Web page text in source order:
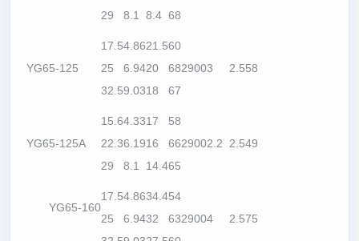
29
8.1
8.4 68
YG65-125
17.5
25
32.5
4.86
6.94
9.03
21.5
20
18
60
68
67
29003 2.558
YG65-125A
15.6
22.3
29
4.33
6.19
8.1
17
16
14.4
58
66
65
29002.2 2.549
YG65-160
17.5
25
4.86
6.94
34.4
32
54
6329004 2.575